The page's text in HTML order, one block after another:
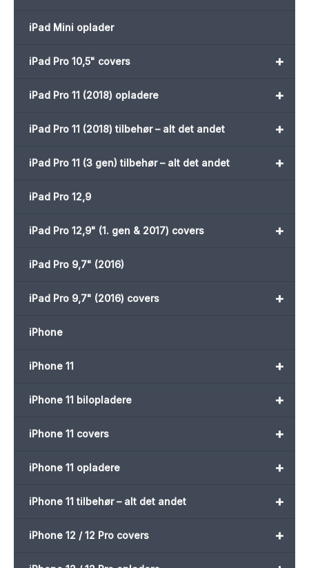
iPad Mini oplader
+
iPad Pro 10,5" covers
+
iPad Pro 11 (2018) opladere
+
iPad Pro 11 (2018) tilbehør – alt det andet
+
iPad Pro 11 (3 gen) tilbehør – alt det andet
iPad Pro 12,9
+
iPad Pro 12,9" (1. gen & 2017) covers
iPad Pro 9,7" (2016)
+
iPad Pro 9,7" (2016) covers
iPhone
+
iPhone 11
+
iPhone 11 bilopladere
+
iPhone 11 covers
+
iPhone 11 opladere
+
iPhone 11 tilbehør – alt det andet
+
iPhone 12 / 12 Pro covers